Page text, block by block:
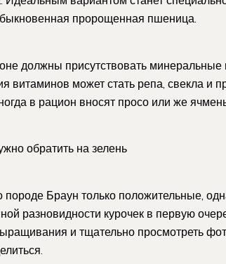
пророщенная пшеница.
должны присутствовать
витаминов может стать репа, свекла и
в рацион вносят просо или же
обратить на зелень
Браун только положительные,
разновидности курочек в первую
и тщательно просмотреть